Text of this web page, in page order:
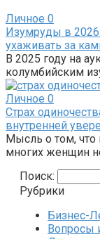
Личное 0
Изумруды в
ухаживать за
В 2025 году на
колумбийским
Личное 0
Страх
внутренней
Мысль о том, что
многих женщин
Поиск:
Рубрики
Бизнес-
Вопросы